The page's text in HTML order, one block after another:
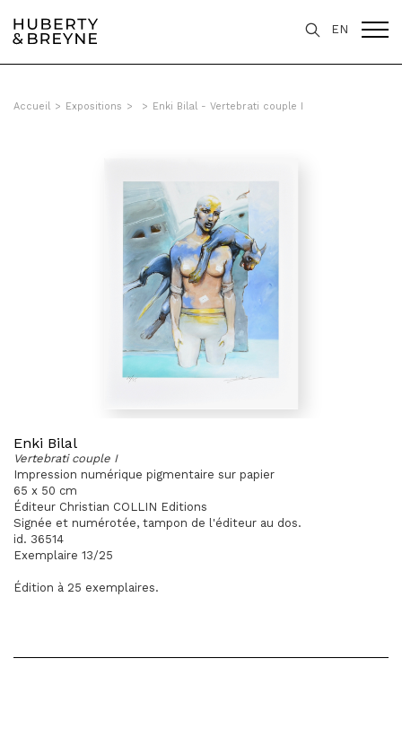
EN
Accueil > Expositions > > Enki Bilal - Vertebrati couple I
Enki Bilal
Vertebrati couple I
Impression numérique pigmentaire sur papier
65 x 50 cm
Éditeur Christian COLLIN Editions
Signée et numérotée, tampon de l'éditeur au dos.
id. 36514
Exemplaire 13/25
Édition à 25 exemplaires.